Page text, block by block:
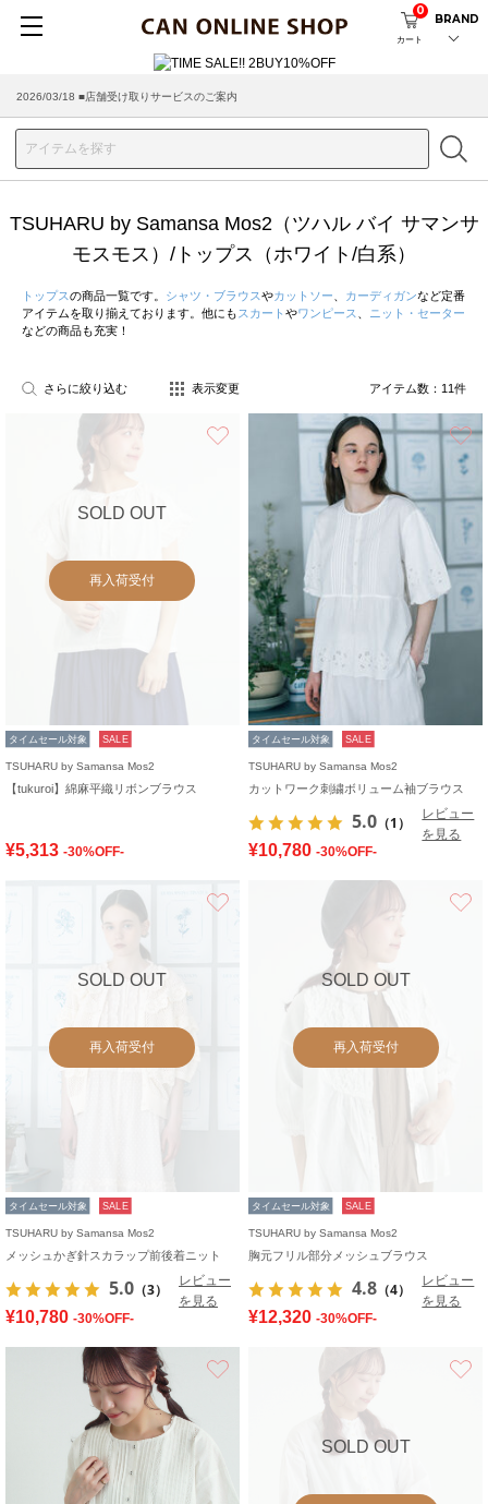
カート
0
BRAND
2026/03/18 ■店舗受け取りサービスのご案内
TSUHARU by Samansa Mos2（ツハル バイ サマンサ
モスモス）/トップス（ホワイト/白系）
トップスの商品一覧です。 シャツ・ブラウスやカットソー カーディガンなど定番
アイテムを取り揃えております。他にも スカート やワンピース
ニット・セーター
などの商品も充実！
さらに絞り込む 表示変更 アイテム数： 11件
SOLD OUT
再入荷受付
タイムセール対象 SALE
TSUHARU by Samansa Mos2
【tukuroi】綿麻平織リボンブラウス
¥5,313 -30%OFF-
タイムセール対象 SALE
TSUHARU by Samansa Mos2
カットワーク刺繍ボリューム袖ブラウス
5.0 （1）
レビュー
を見る
¥10,780 -30%OFF-
SOLD OUT
再入荷受付
タイムセール対象 SALE
TSUHARU by Samansa Mos2
メッシュかぎ針スカラップ前後着ニット
5.0 （3）
レビュー
を見る
¥10,780 -30%OFF-
SOLD OUT
再入荷受付
タイムセール対象 SALE
TSUHARU by Samansa Mos2
胸元フリル部分メッシュブラウス
4.8 （4）
レビュー
を見る
¥12,320 -30%OFF-
SOLD OUT